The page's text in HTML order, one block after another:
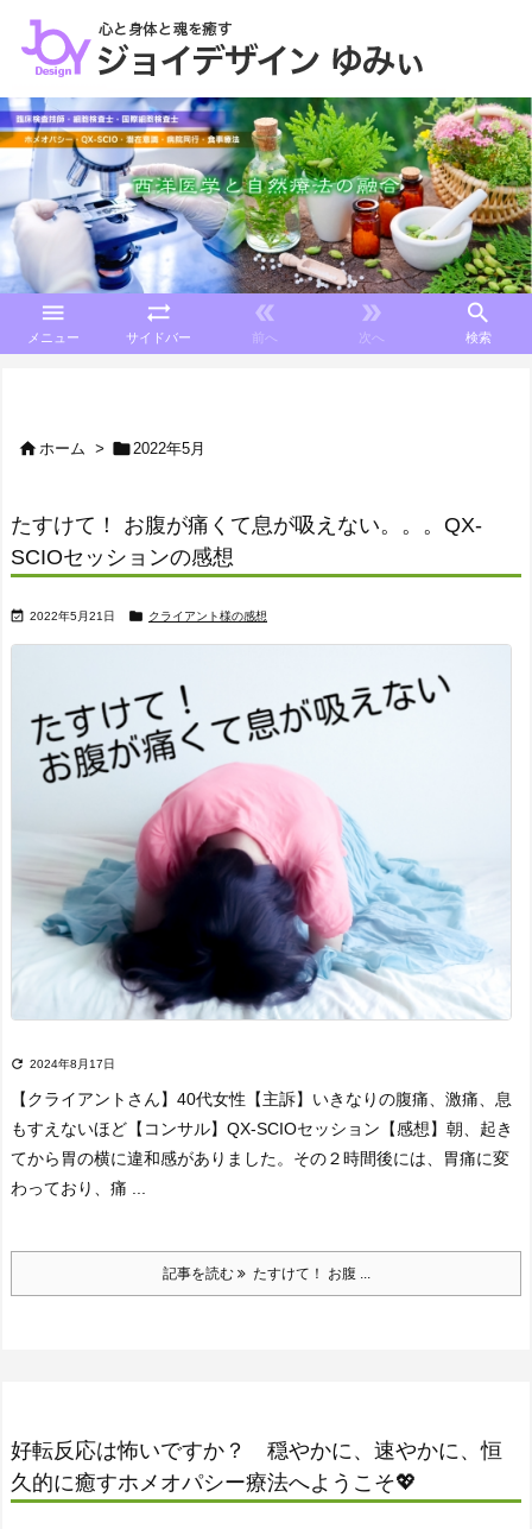

メニュー

サイドバー

前へ

次へ

検索
 ホーム >  2022年5月
たすけて！ お腹が痛くて息が吸えない。。。QX-
SCIOセッションの感想
 2022年5月21日  クライアント様の感想
 2024年8月17日
【クライアントさん】 40代女性 【主訴】 いきなりの腹痛、激痛、息
もすえないほど 【コンサル】 QX-SCIOセッション 【感想】 朝、起き
てから胃の横に違和感がありました。 その２時間後には、胃痛に変
わっており、痛 ...
記事を読む たすけて！ お腹 ...
好転反応は怖いですか？ 穏やかに、速やかに、恒
久的に癒すホメオパシー療法へようこそ💖